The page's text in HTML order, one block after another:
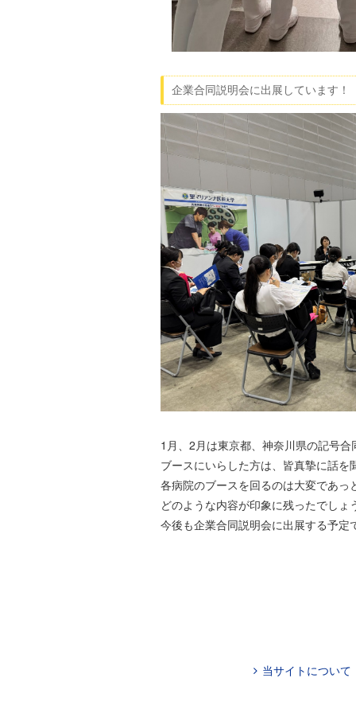
企業合同説明会に出展しています！
1月、2月は東京都、神奈川県の記号
ブースにいらした方は、皆真摯に話
各病院のブースを回るのは大変であっ
どのような内容が印象に残ったでしょ
今後も企業合同説明会に出展する予
当サイトについて